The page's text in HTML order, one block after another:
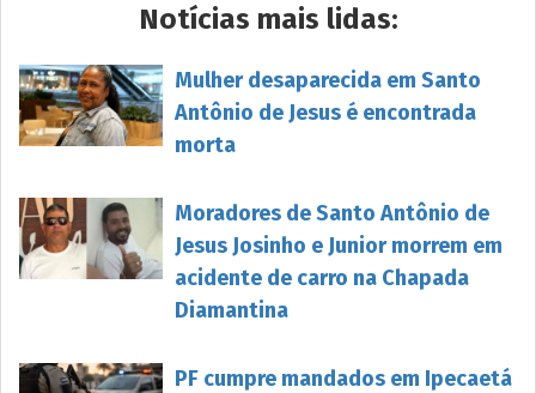
Notícias mais lidas:
Mulher desaparecida em Santo
Antônio de Jesus é encontrada
morta
Moradores de Santo Antônio de
Jesus Josinho e Junior morrem em
acidente de carro na Chapada
Diamantina
PF cumpre mandados em Ipecaetá